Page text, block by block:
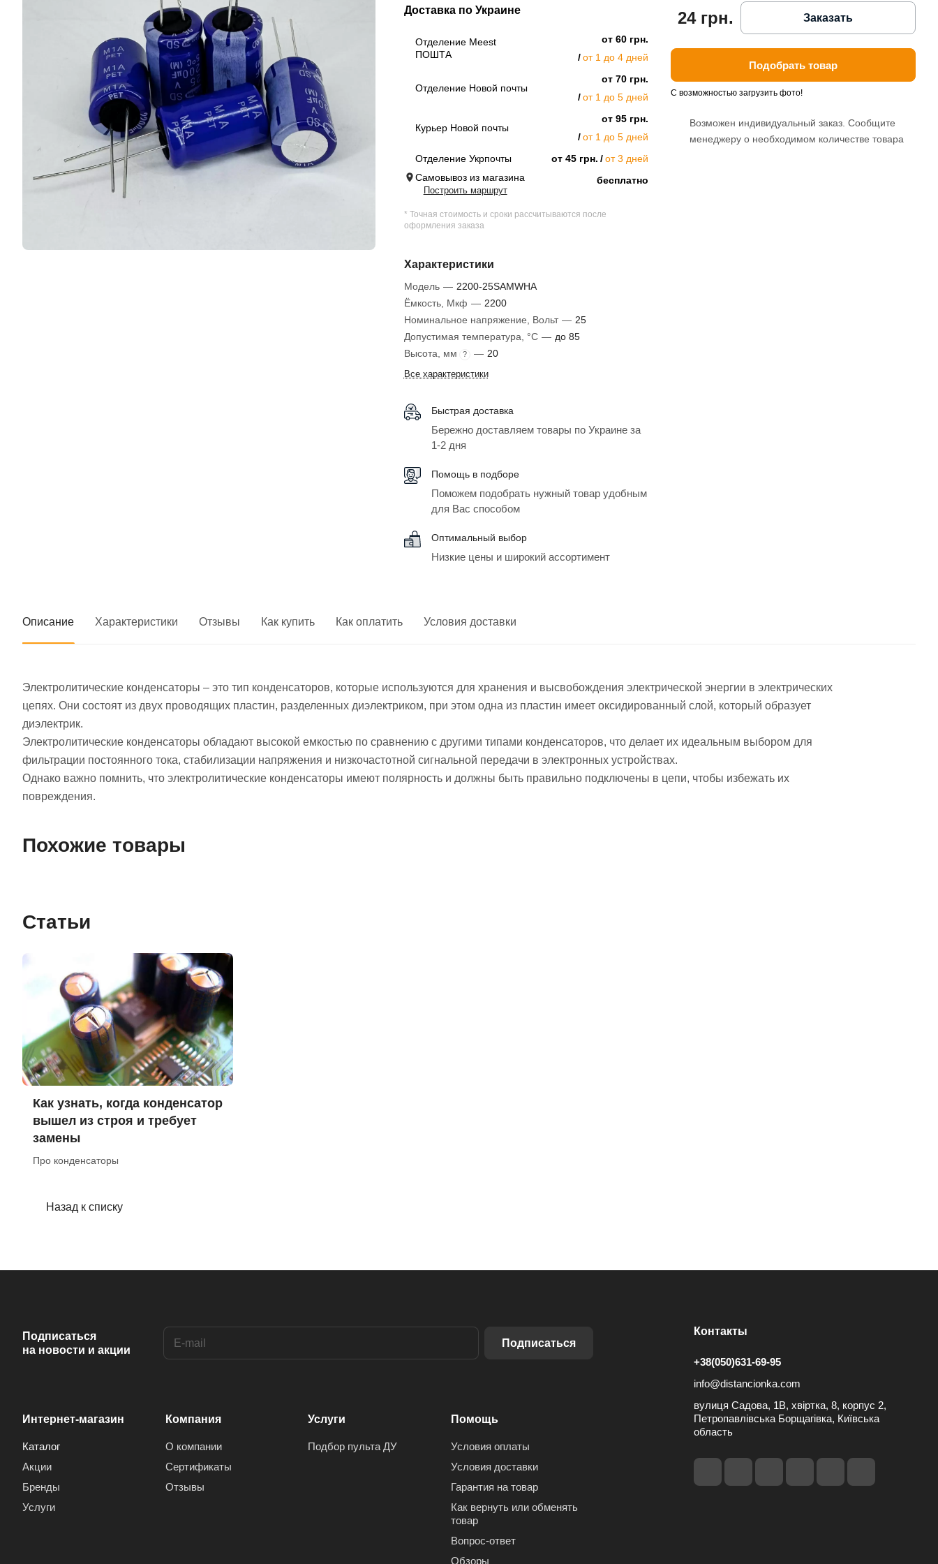
Доставка по Украине
Отделение Meest
ПОШТА
от 60 грн.
от 1 до 4 дней
Отделение Новой почты
от 70 грн.
от 1 до 5 дней
Курьер Новой почты
от 95 грн.
от 1 до 5 дней
Отделение Укрпочты
от 45 грн.
от 3 дней
Самовывоз из магазина
Построить маршрут
бесплатно
* Точная стоимость и сроки рассчитываются после
оформления заказа
Характеристики
Модель — 2200-25SAMWHA
Ёмкость, Мкф — 2200
Номинальное напряжение, Вольт — 25
Допустимая температура, °C — до 85
Высота, мм
? — 20
Все характеристики
Быстрая доставка
Бережно доставляем товары по Украине за
1-2 дня
Помощь в подборе
Поможем подобрать нужный товар удобным
для Вас способом
Оптимальный выбор
Низкие цены и широкий ассортимент
24 грн. Заказать
Подобрать товар
С возможностью загрузить фото!
Возможен индивидуальный заказ. Сообщите
менеджеру о необходимом количестве товара
Описание Характеристики Отзывы Как купить Как оплатить Условия доставки
Электролитические конденсаторы – это тип конденсаторов, которые используются для хранения и высвобождения электрической энергии в электрических
цепях. Они состоят из двух проводящих пластин, разделенных диэлектриком, при этом одна из пластин имеет оксидированный слой, который образует
диэлектрик.
Электролитические конденсаторы обладают высокой емкостью по сравнению с другими типами конденсаторов, что делает их идеальным выбором для
фильтрации постоянного тока, стабилизации напряжения и низкочастотной сигнальной передачи в электронных устройствах.
Однако важно помнить, что электролитические конденсаторы имеют полярность и должны быть правильно подключены в цепи, чтобы избежать их
повреждения.
Похожие товары
Статьи
Как узнать, когда конденсатор
вышел из строя и требует
замены
Про конденсаторы
Назад к списку
Подписаться
на новости и акции
Подписаться
Интернет-магазин
Каталог
Акции
Бренды
Услуги
Компания
О компании
Сертификаты
Отзывы
Услуги
Подбор пульта ДУ
Помощь
Условия оплаты
Условия доставки
Гарантия на товар
Как вернуть или обменять
товар
Вопрос-ответ
Обзоры
Контакты
+38(050)631-69-95
info@distancionka.com
вулиця Садова, 1В, хвіртка, 8, корпус 2,
Петропавлівська Борщагівка, Київська
область